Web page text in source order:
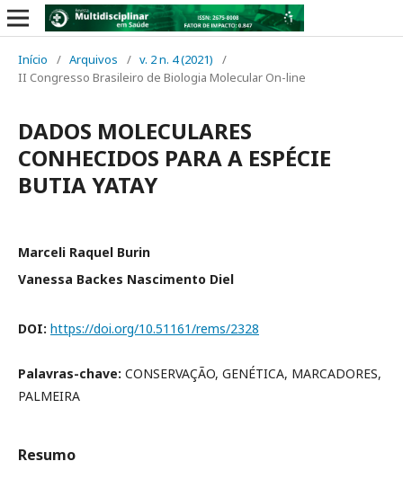
Início / Arquivos / v. 2 n. 4 (2021)
/
II Congresso Brasileiro de Biologia Molecular On-line
DADOS MOLECULARES
CONHECIDOS PARA A ESPÉCIE
BUTIA YATAY
Marceli Raquel Burin
Vanessa Backes Nascimento Diel
DOI: https://doi.org/10.51161/rems/2328
Palavras-chave: CONSERVAÇÃO, GENÉTICA, MARCADORES,
PALMEIRA
Resumo